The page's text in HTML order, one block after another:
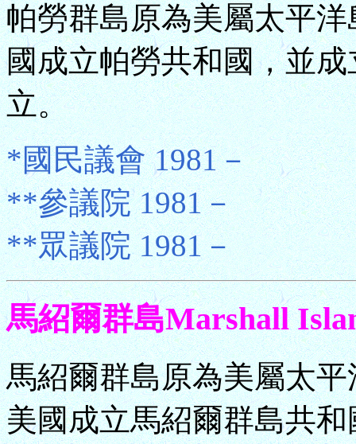
帕勞群島原為美屬太平
國成立帕勞共和國，並
立。
*國民議會 1981－
**參議院 1981－
**眾議院 1981－
馬紹爾群島Marshall
馬紹爾群島原為美屬太
美國成立馬紹爾群島共